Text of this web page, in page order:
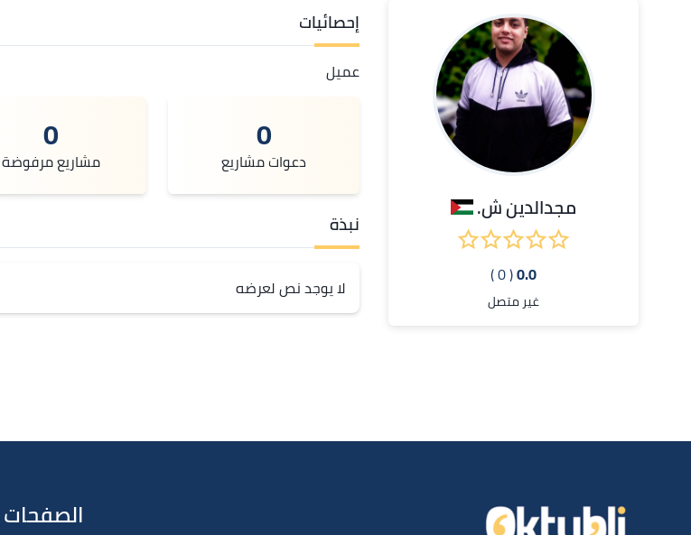
مجدالدين ش.
0.0
( 0 )
غير متصل
إحصائيات
عميل
0
دعوات مشاريع
0
مشاريع مرفوضة
نبذة
لا يوجد نص لعرضه
الصفحات